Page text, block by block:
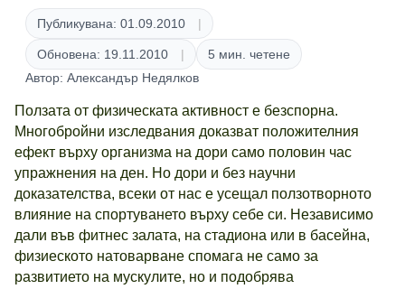
Публикувана: 01.09.2010
Обновена: 19.11.2010
5 мин. четене
Автор: Александър Недялков
Ползата от физическата активност е безспорна.
Многобройни изследвания доказват положителния
ефект върху организма на дори само половин час
упражнения на ден. Но дори и без научни
доказателства, всеки от нас е усещал ползотворното
влияние на спортуването върху себе си. Независимо
дали във фитнес залата, на стадиона или в басейна,
физиеското натоварване спомага не само за
развитието на мускулите, но и подобрява